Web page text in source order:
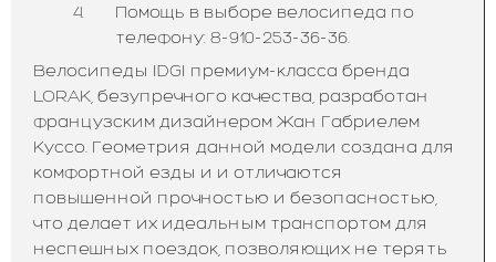
Помощь в выборе велосипеда по
телефону: 8-910-253-36-36.
Велосипеды IDGI премиум-класса бренда
LORAK, безупречного качества, разработан
французским дизайнером Жан Габриелем
Куссо. Геометрия данной модели создана для
комфортной езды и и отличаются
повышенной прочностью и безопасностью,
что делает их идеальным транспортом для
неспешных поездок, позволяющих не терять